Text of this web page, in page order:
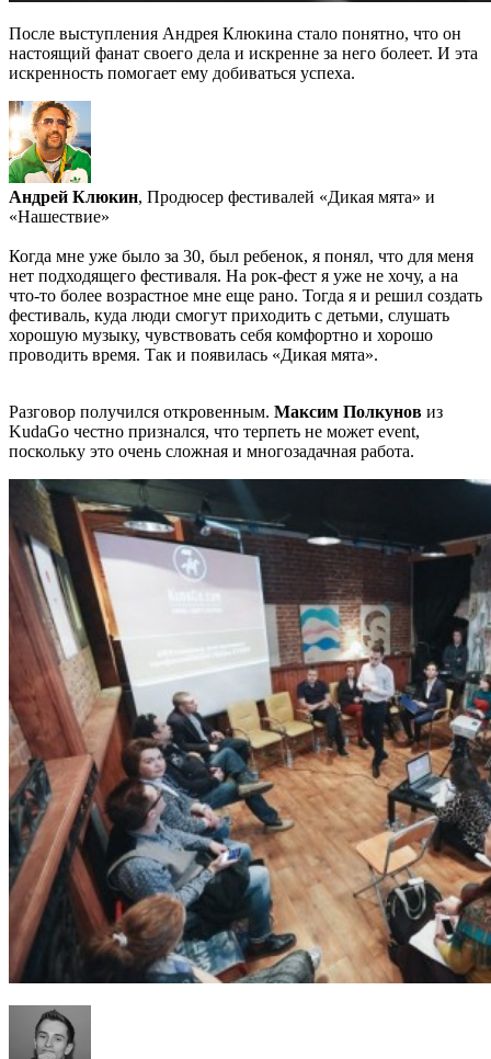
После выступления Андрея Клюкина стало понятно, что он
настоящий фанат своего дела и искренне за него болеет. И эта
искренность помогает ему добиваться успеха.
Андрей Клюкин, Продюсер фестивалей «Дикая мята» и
«Нашествие»
Когда мне уже было за 30, был ребенок, я понял, что для меня
нет подходящего фестиваля. На рок-фест я уже не хочу, а на
что-то более возрастное мне еще рано. Тогда я и решил создать
фестиваль, куда люди смогут приходить с детьми, слушать
хорошую музыку, чувствовать себя комфортно и хорошо
проводить время. Так и появилась «Дикая мята».
Разговор получился откровенным. Максим Полкунов из
KudaGo честно признался, что терпеть не может event,
поскольку это очень сложная и многозадачная работа.